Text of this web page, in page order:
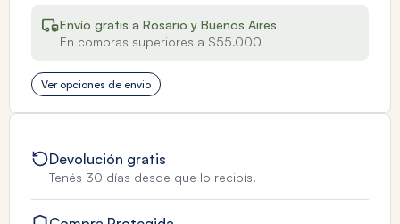
Envío gratis a Rosario y Buenos Aires
En compras superiores a $55.000
Ver opciones de envio
Devolución gratis
Tenés 30 días desde que lo recibís.